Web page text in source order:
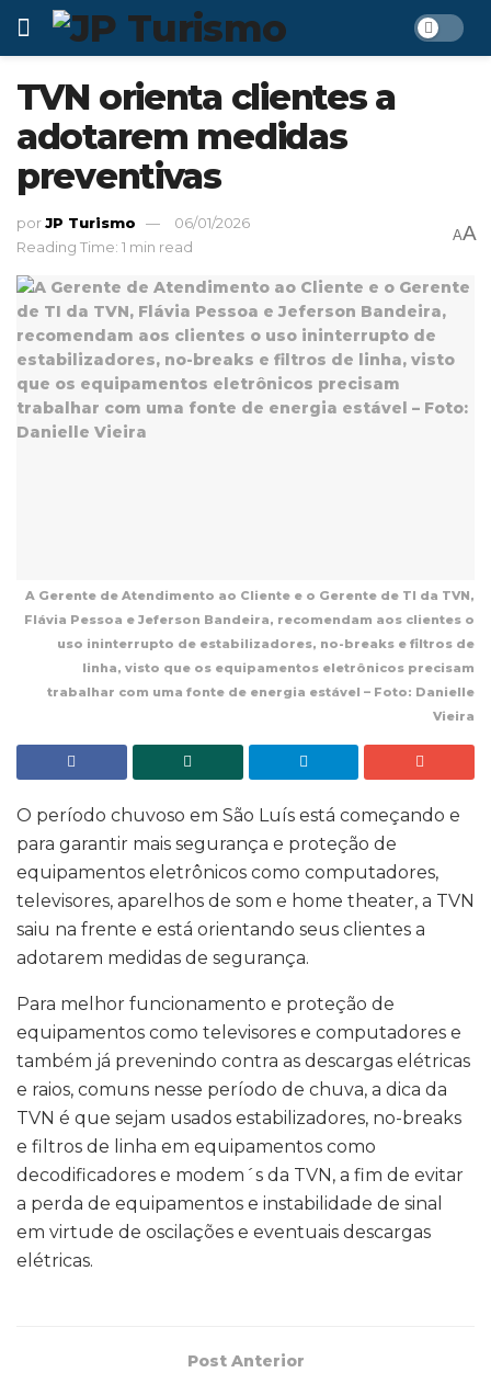
TVN orienta clientes a
adotarem medidas
preventivas
porJP Turismo
06/01/2026
Reading Time: 1 min read
AA
A Gerente de Atendimento ao Cliente e o Gerente de TI da TVN,
Flávia Pessoa e Jeferson Bandeira, recomendam aos clientes o
uso ininterrupto de estabilizadores, no-breaks e filtros de
linha, visto que os equipamentos eletrônicos precisam
trabalhar com uma fonte de energia estável – Foto: Danielle
Vieira
O período chuvoso em São Luís está começando e
para garantir mais segurança e proteção de
equipamentos eletrônicos como computadores,
televisores, aparelhos de som e home theater, a TVN
saiu na frente e está orientando seus clientes a
adotarem medidas de segurança.
Para melhor funcionamento e proteção de
equipamentos como televisores e computadores e
também já prevenindo contra as descargas elétricas
e raios, comuns nesse período de chuva, a dica da
TVN é que sejam usados estabilizadores, no-breaks
e filtros de linha em equipamentos como
decodificadores e modem´s da TVN, a fim de evitar
a perda de equipamentos e instabilidade de sinal
em virtude de oscilações e eventuais descargas
elétricas.
Post Anterior